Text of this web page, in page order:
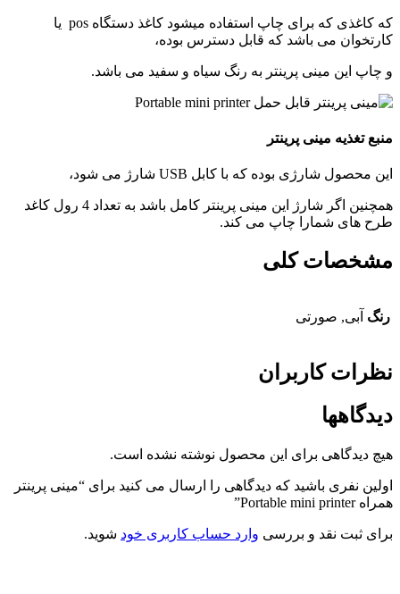
که کاغذی که برای چاپ استفاده میشود کاغذ دستگاه pos یا
کارتخوان می باشد که قابل دسترس بوده،
و چاپ این مینی پرینتر به رنگ سیاه و سفید می باشد.
منبع تغذیه مینی پرینتر
این محصول شارژی بوده که با کابل USB شارژ می شود،
همچنین اگر شارژ این مینی پرینتر کامل باشد به تعداد 4 رول کاغد
طرح های شمارا چاپ می کند.
مشخصات کلی
رنگ آبی, صورتی
نظرات کاربران
دیدگاهها
هیچ دیدگاهی برای این محصول نوشته نشده است.
اولین نفری باشید که دیدگاهی را ارسال می کنید برای “مینی پرینتر
همراه Portable mini printer”
برای ثبت نقد و بررسی وارد حساب کاربری خود شوید.